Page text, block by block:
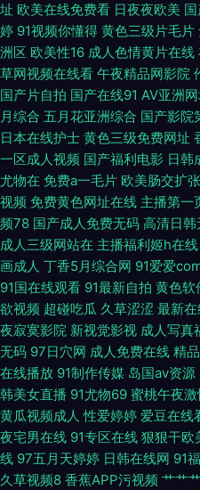
精品1 午夜诱惑网站 91蜜臀久久 变
久久 日韩乱轮网站 91爱爱Tv 变态另
加勒比福利剧场 欧美日本三级A片
艹比视频 天堂资源网欧美色 91露出
网址导航免费看片 91免费看视频 波
福利导航链接 91成人在线 变态91网
韩啊v网址 91超碰天堂 国产tv六区
精品 av亚洲东方 国产传媒A片 久久
国产另类在线观看 欧美成人性 无码
吧 国产午夜诱惑 麻豆传媒陈可心 日
站 九九久久香蕉草 日韩小电影院1区
址 欧美在线免费看 日夜夜欧美
婷 91视频你懂得 黄色三级片毛片
洲区 欧美性16 成人色情黄片在线
草网视频在线看 午夜精品网影院
国产片自拍 国产在线91 AV亚洲
月综合 五月花亚洲综合 国产影院
日本在线护士 黄色三级免费网址
一区成人视频 国产福利电影 日韩
尤物在 免费a一毛片 欧美肠交扩
视频 免费黄色网址在线 主播第一
频78 国产成人免费无码 高清日韩
成人三级网站在 主播福利姬h在线
画成人 丁香5月综合网 91爱爱
91国在线观看 91最新自拍 黄色软
欲视频 超碰吃瓜 久草涩涩 最新
夜寂寞影院 新视觉影视 成人写真
无码 97日穴网 成人免费在线 精
在线播放 91制作传媒 岛国av资源
韩美女直播 91尤物69 蜜桃午夜
黄瓜视频成人 性爱婷婷 爱豆在线
夜宅男在线 91专区在线 狠狠干欧
线 97五月天婷婷 日韩在线网 91
久草视频8 香蕉APP污视频 艹艹